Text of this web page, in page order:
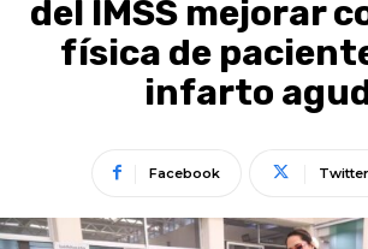
del IMSS mejorar
física de
infarto
Facebook Twitter